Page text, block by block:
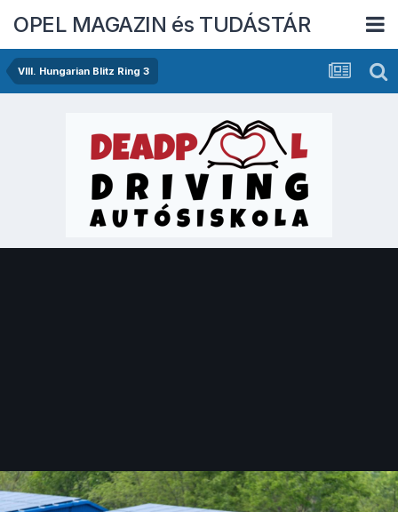
OPEL MAGAZIN és TUDÁSTÁR
VIII. Hungarian Blitz Ring 3